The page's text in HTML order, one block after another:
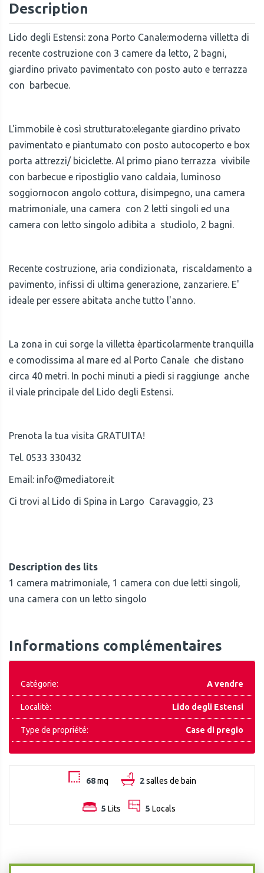
Description
Lido degli Estensi: zona Porto Canale:moderna villetta di
recente costruzione con 3 camere da letto, 2 bagni,
giardino privato pavimentato con posto auto e terrazza
con barbecue.
L'immobile è così strutturato:elegante giardino privato
pavimentato e piantumato con posto autocoperto e box
porta attrezzi/ biciclette. Al primo piano terrazza vivibile
con barbecue e ripostiglio vano caldaia, luminoso
soggiornocon angolo cottura, disimpegno, una camera
matrimoniale, una camera con 2 letti singoli ed una
camera con letto singolo adibita a studiolo, 2 bagni.
Recente costruzione, aria condizionata, riscaldamento a
pavimento, infissi di ultima generazione, zanzariere. E'
ideale per essere abitata anche tutto l'anno.
La zona in cui sorge la villetta èparticolarmente tranquilla
e comodissima al mare ed al Porto Canale che distano
circa 40 metri. In pochi minuti a piedi si raggiunge anche
il viale principale del Lido degli Estensi.
Prenota la tua visita GRATUITA!
Tel. 0533 330432
Email: info@mediatore.it
Ci trovi al Lido di Spina in Largo Caravaggio, 23
Description des lits
1 camera matrimoniale, 1 camera con due letti singoli,
una camera con un letto singolo
Informations complémentaires
Catégorie: A vendre
Localitè: Lido degli Estensi
Type de propriété: Case di pregio
68mq 2salles de bain
5 Lits 5 Locals